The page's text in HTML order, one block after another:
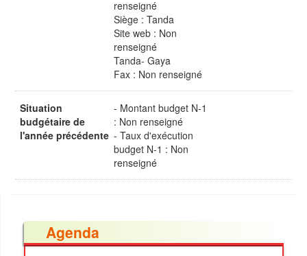
renseigné
Siège : Tanda
Site web : Non
renseigné
Tanda- Gaya
Fax : Non renseigné
Situation
budgétaire de
l'année précédente
- Montant budget N-1
: Non renseigné
- Taux d'exécution
budget N-1 : Non
renseigné
Agenda